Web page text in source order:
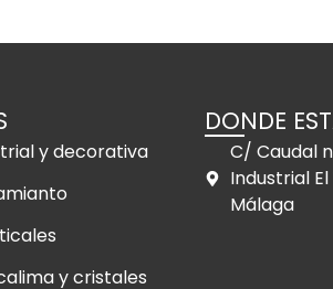
y decorativa
y cristales
DONDE
C/ Caudal
Industrial
Málaga